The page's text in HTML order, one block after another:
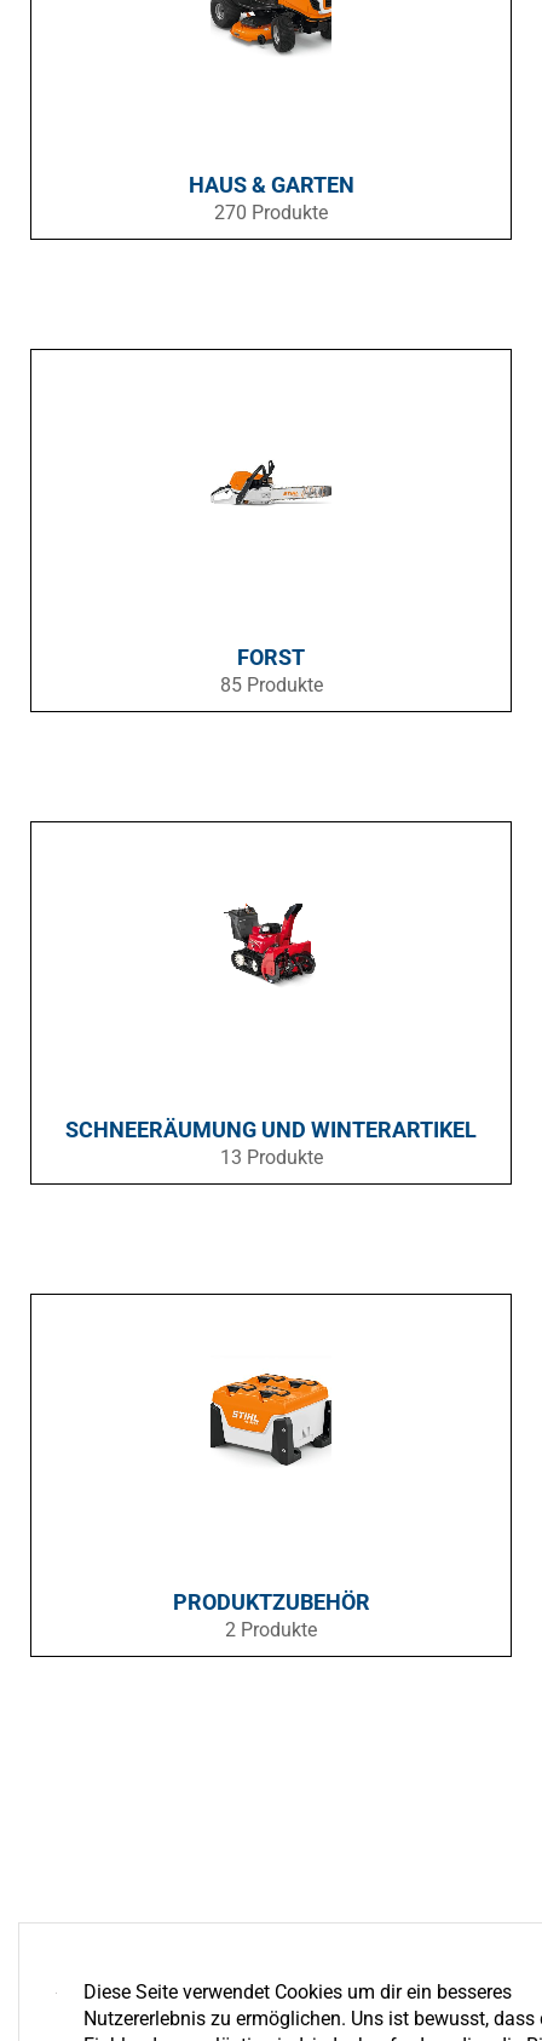
HAUS & GARTEN
270 Produkte
FORST
85 Produkte
SCHNEERÄUMUNG UND WINTERARTIKEL
13 Produkte
PRODUKTZUBEHÖR
2 Produkte
Diese Seite verwendet Cookies um dir ein besseres
Nutzererlebnis zu ermöglichen. Uns ist bewusst, dass